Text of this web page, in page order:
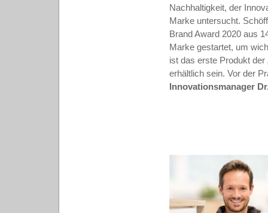
Nachhaltigkeit, der
Marke untersucht.
Brand Award 2020 aus
Marke gestartet, um
ist das erste Produkt der
erhältlich sein. Vor der
Innovationsmanager